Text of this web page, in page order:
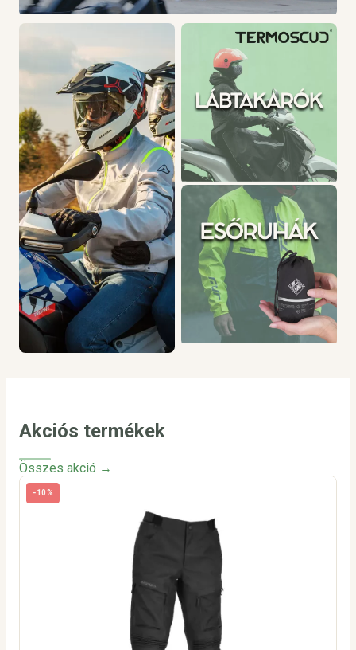
Akciós termékek
Összes akció →
-10%